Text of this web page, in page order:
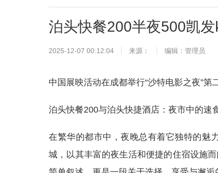
泊头快餐200半夜500凯
2025-12-07 00:12:04 来源： 编辑：管理员
中国展映活动在成都举行“沙特电影之夜”第
泊头快餐200与泊头快捷酒店：夜市中的速
在繁华的都市中，夜晚总有着它独特的魅
城，以其丰富的夜生活和便捷的住宿设施